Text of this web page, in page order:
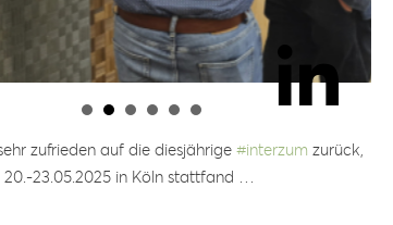
zufrieden auf die diesjährige #interzum zurück,
23.05.2025 in Köln stattfand …